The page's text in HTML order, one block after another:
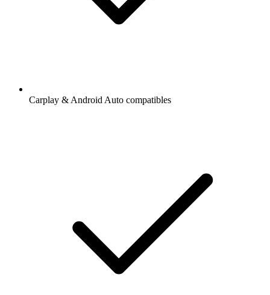
Carplay & Android Auto compatibles